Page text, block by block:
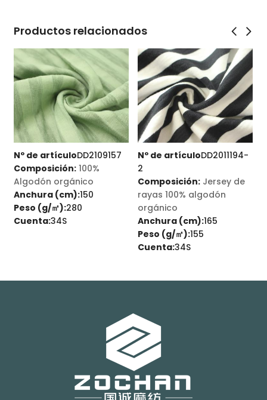
Productos relacionados
Nº de artículoDD2109157
Composición: 100%
Algodón orgánico
Anchura (cm):150
Peso (g/㎡):280
Cuenta:34S
Nº de artículoDD2011194-
2
Composición: Jersey de
rayas 100% algodón
orgánico
Anchura (cm):165
Peso (g/㎡):155
Cuenta:34S